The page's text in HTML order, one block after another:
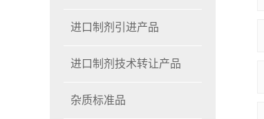
进口制剂引进产品
进口制剂技术转让产品
杂质标准品